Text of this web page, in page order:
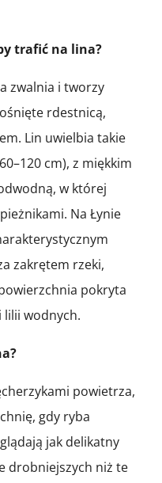
trafić na lina?
zwalnia i tworzy
rdestnicą,
Lin uwielbia takie
cm), z miękkim
w której
Na Łynie
zakrętem rzeki,
pokryta
lilii wodnych.
powietrza,
gdy ryba
jak delikatny
drobniejszych niż te